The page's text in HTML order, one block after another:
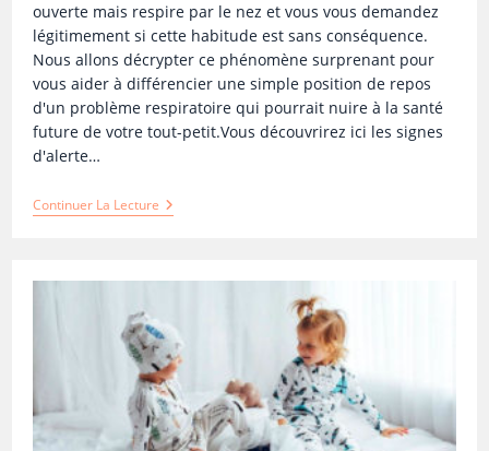
ouverte mais respire par le nez et vous vous demandez
légitimement si cette habitude est sans conséquence.
Nous allons décrypter ce phénomène surprenant pour
vous aider à différencier une simple position de repos
d'un problème respiratoire qui pourrait nuire à la santé
future de votre tout-petit.Vous découvrirez ici les signes
d'alerte…
Continuer La Lecture